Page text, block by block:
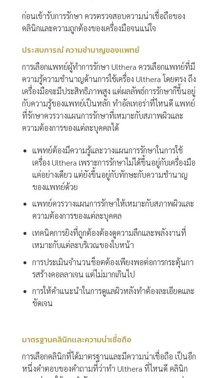
ก่อนเข้ารับการรักษา ควรตรวจสอบความน่าเชื่อถือของ
คลินิกและความถูกต้องของเครื่องมือจนแน่ใจ
ประสบการณ์ ความชำนาญของแพทย์
การเลือกแพทย์ผู้ทำการรักษา Ulthera ควรเลือกแพทย์ที่มี
ความรู้ความชำนาญด้านการใช้เครื่อง Ulthera โดยตรง ถึง
เครื่องมือจะมีประสิทธิภาพสูง แต่ผลลัพธ์การรักษาก็ขึ้นอยู่
กับความรู้ของแพทย์เป็นหลัก ทำอัลเทอร่าที่ไหนดี แพทย์
ที่รักษาควรวางแผนการรักษาที่เหมาะกับสภาพผิวและ
ความต้องการของแต่ละบุคคลได้
แพทย์ต้องมีความรู้และวางแผนการรักษาในการใช้
เครื่อง Ulthera เพราะการรักษาไม่ได้ขึ้นอยู่กับเครื่องมือ
แค่อย่างเดียว แต่ยังขึ้นอยู่กับทักษะกับความชำนาญ
ของแพทย์ด้วย
แพทย์ควรวางแผนการรักษาให้เหมาะกับสภาพผิวและ
ความต้องการของแต่ละบุคคล
เทคนิคการยิงที่ถูกต้องต้องดูความลึกและพลังงานที่
เหมาะกับแต่ละบริเวณของใบหน้า
การประเมินจำนวนช็อตต้องเพียงพอต่อการกระตุ้นกา
รสร้างคอลลาเจน แต่ไม่มากเกินไป
การให้คำแนะนำในการดูแลผิวหลังทำต้องละเอียดและ
ชัดเจน
มาตรฐานคลินิกและความน่าเชื่อถือ
การเลือกคลินิกที่ได้มาตรฐานและมีความน่าเชื่อถือ เป็นอีก
หนึ่งคำตอบของคำถามที่ว่าทำ Ulthera ที่ไหนดี คลินิก